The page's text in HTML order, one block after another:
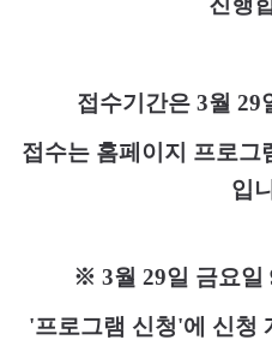
접수기간은 3월 29
접수는 홈페이지 프로그
입
※ 3월 29일 금요일
'프로그램 신청'에 신청